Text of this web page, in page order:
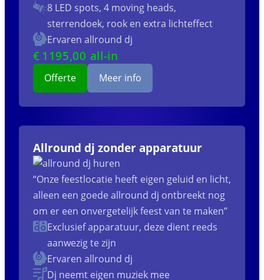
8 LED spots, 4 moving heads,
sterrendoek, rook en extra lichteffect
Ervaren allround dj
€ 1195,00 all-in
Offerte Meer info
Allround dj zonder apparatuur
“Onze feestlocatie heeft eigen geluid en licht,
alleen een goede allround dj ontbreekt nog
om er een onvergetelijk feest van te maken”
Exclusief apparatuur, deze dient reeds
aanwezig te zijn
Ervaren allround dj
Dj neemt eigen muziek mee